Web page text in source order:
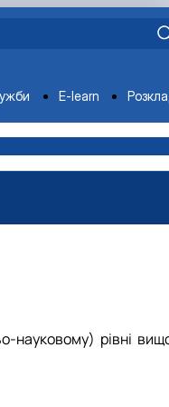
E-learn
науковому) рівні